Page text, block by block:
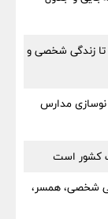
تا زندگی شخصی و
نوسازی مدارس
کشور است
شخصی، همسر،